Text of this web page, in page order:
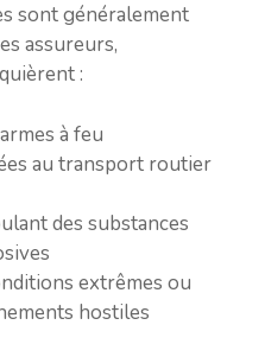
sont généralement
assureurs,
:
à feu
au transport routier
des substances
extrêmes ou
hostiles